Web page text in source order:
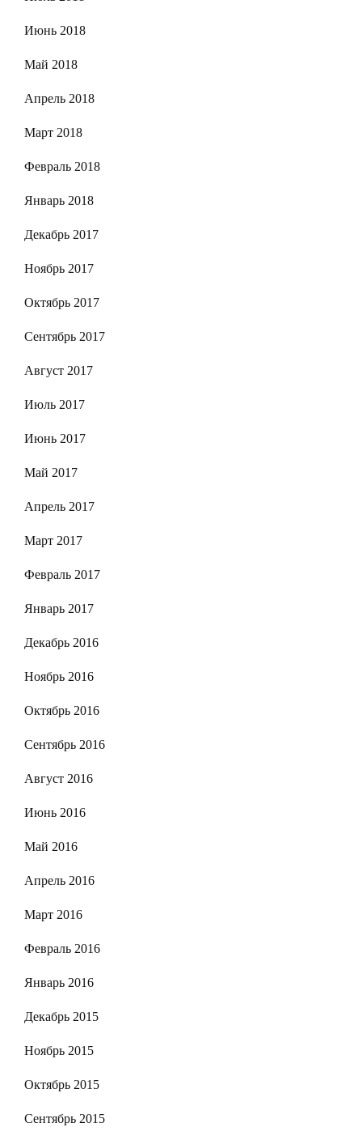
Июнь 2018
Май 2018
Апрель 2018
Март 2018
Февраль 2018
Январь 2018
Декабрь 2017
Ноябрь 2017
Октябрь 2017
Сентябрь 2017
Август 2017
Июль 2017
Июнь 2017
Май 2017
Апрель 2017
Март 2017
Февраль 2017
Январь 2017
Декабрь 2016
Ноябрь 2016
Октябрь 2016
Сентябрь 2016
Август 2016
Июнь 2016
Май 2016
Апрель 2016
Март 2016
Февраль 2016
Январь 2016
Декабрь 2015
Ноябрь 2015
Октябрь 2015
Сентябрь 2015